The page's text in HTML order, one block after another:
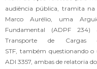
audiência pública, tramita
Marco Aurélio, uma
Fundamental (ADPF 234)
Transporte de
STF, também questionando
ADI 3357, ambas de relatoria